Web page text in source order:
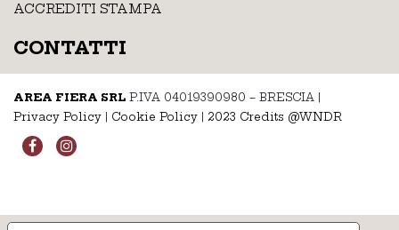
ACCREDITI STAMPA
CONTATTI
AREA FIERA SRL P.IVA 04019390980 – BRESCIA
Privacy Policy
Cookie Policy 2023 Credits @WNDR